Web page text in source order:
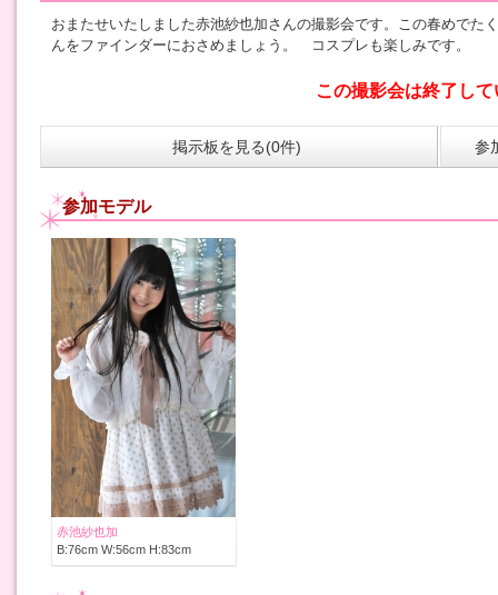
おまたせいたしました赤池紗也加さんの撮影会です。この春めでた
んをファインダーにおさめましょう。 コスプレも楽しみです。
この撮影会は終了し
掲示板を見る(0件) 参
参加モデル
赤池紗也加
B:76cm W:56cm H:83cm